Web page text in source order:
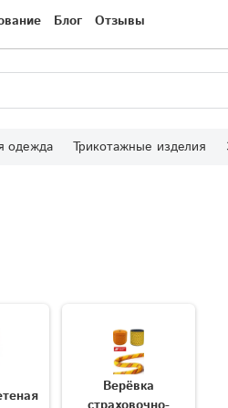
Блог Отзывы
одежда Трикотажные изделия
Верёвка